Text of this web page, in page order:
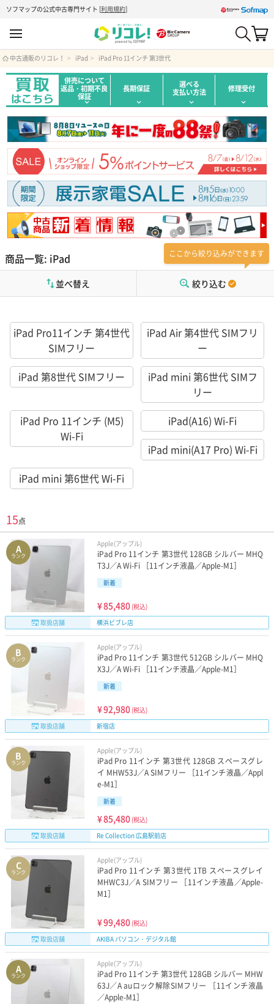
ソフマップの公式中古専門サイト [利用規約]
中古通販のリコレ！ iPad iPad Pro 11インチ 第3世代
併売について
返品・初期不良
保証
長期保証 選べる
支払い方法 修理受付
商品一覧: iPad ここから絞り込みができます
絞り込む
並べ替え
iPad Pro11インチ 第4世代
SIMフリー
iPad Air 第4世代 SIMフリ
ー
iPad 第8世代 SIMフリー
iPad mini 第6世代 SIMフ
リー
iPad Pro 11インチ (M5)
Wi-Fi
iPad(A16) Wi-Fi
iPad mini(A17 Pro) Wi-Fi
iPad mini 第6世代 Wi-Fi
15点
A
ランク
Apple(アップル)
iPad Pro 11インチ 第3世代 128GB シルバー MHQ
T3J／A Wi-Fi ［11インチ液晶／Apple-M1］
新着
¥85,480 (税込)
取扱店舗
横浜ビブレ店
B
ランク
Apple(アップル)
iPad Pro 11インチ 第3世代 512GB シルバー MHQ
X3J／A Wi-Fi ［11インチ液晶／Apple-M1］
新着
¥92,980 (税込)
取扱店舗
新宿店
B
ランク
Apple(アップル)
iPad Pro 11インチ 第3世代 128GB スペースグレ
イ MHW53J／A SIMフリー ［11インチ液晶／Appl
e-M1］
新着
¥85,480 (税込)
取扱店舗
Re Collection 広島駅前店
C
ランク
Apple(アップル)
iPad Pro 11インチ 第3世代 1TB スペースグレイ
MHWC3J／A SIMフリー ［11インチ液晶／Apple-
M1］
¥99,480 (税込)
取扱店舗
AKIBA パソコン・デジタル館
A
ランク
Apple(アップル)
iPad Pro 11インチ 第3世代 128GB シルバー MHW
63J／A auロック解除SIMフリー ［11インチ液晶
／Apple-M1］